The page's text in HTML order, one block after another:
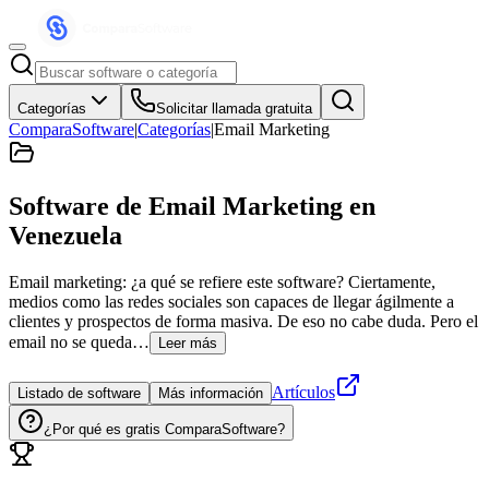
Categorías Solicitar llamada gratuita
ComparaSoftware|Categorías|Email Marketing
Software de Email Marketing en
Venezuela
Email marketing: ¿a qué se refiere este software? Ciertamente,
medios como las redes sociales son capaces de llegar ágilmente a
clientes y prospectos de forma masiva. De eso no cabe duda. Pero el
email no se queda…
Leer más
Listado de software Más información Artículos
¿Por qué es gratis ComparaSoftware?